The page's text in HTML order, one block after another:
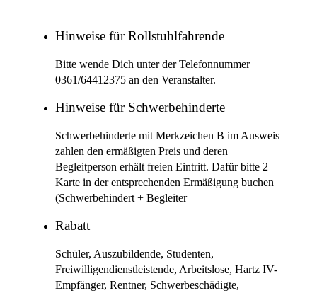
Hinweise für Rollstuhlfahrende
Bitte wende Dich unter der Telefonnummer
0361/64412375 an den Veranstalter.
Hinweise für Schwerbehinderte
Schwerbehinderte mit Merkzeichen B im Ausweis
zahlen den ermäßigten Preis und deren
Begleitperson erhält freien Eintritt. Dafür bitte 2
Karte in der entsprechenden Ermäßigung buchen
(Schwerbehindert + Begleiter
Rabatt
Schüler, Auszubildende, Studenten,
Freiwilligendienstleistende, Arbeitslose, Hartz IV-
Empfänger, Rentner, Schwerbeschädigte,